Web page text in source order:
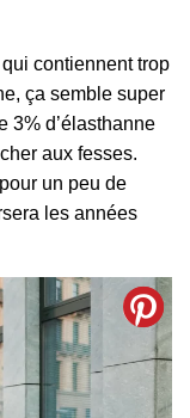
contiennent trop
ça semble super
3% d’élasthanne
aux fesses.
un peu de
les années